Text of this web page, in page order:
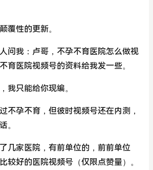
覆性的更新。
问我：卢哥，不孕不育医院怎么做视
育医院视频号的资料给我发一些。
我只能给你现编。
不孕不育，但彼时视频号还在内测，
。
几家医院，有前单位的，前前单位
较好的医院视频号（仅限点赞量）。